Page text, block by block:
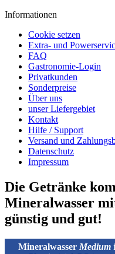
Informationen
Cookie setzen
Extra- und
FAQ
Gastronomie-Login
Privatkunden
Sonderpreise
Über uns
unser Liefergebiet
Kontakt
Hilfe / Support
Versand und
Datenschutz
Impressum
Die Getränke
Mineralwasser
günstig und gut!
Mineralwasser Medium